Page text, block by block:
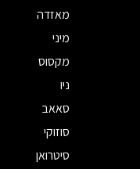
מאזדה
מיני
מקסוס
ניו
סאאב
סוזוקי
סיטרואן